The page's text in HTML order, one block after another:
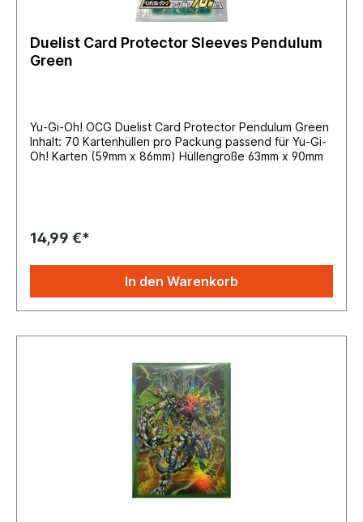
Duelist Card Protector Sleeves Pendulum
Green
Yu-Gi-Oh! OCG Duelist Card Protector Pendulum Green
Inhalt: 70 Kartenhüllen pro Packung passend für Yu-Gi-
Oh! Karten (59mm x 86mm) Hüllengröße 63mm x 90mm
14,99 €*
In den Warenkorb